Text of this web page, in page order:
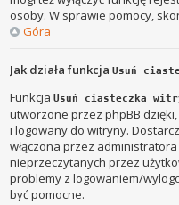
osoby. W sprawie pomocy,
Góra
Jak działa funkcjaUsuń
FunkcjaUsuń ciasteczka
utworzone przez phpBB
i logowany do witryny.
włączona przez
nieprzeczytanych przez
problemy z logowaniem/
być pomocne.